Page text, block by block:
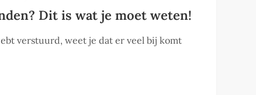
Dit is wat je moet weten!
verstuurd, weet je dat er veel bij komt